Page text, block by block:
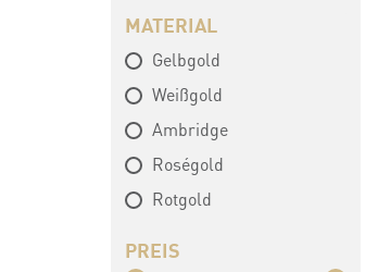
MATERIAL
Gelbgold
Weißgold
Ambridge
Roségold
Rotgold
PREIS